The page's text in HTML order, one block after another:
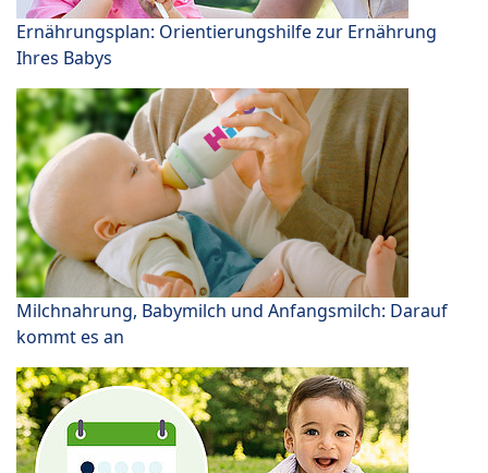
Ernährungsplan: Orientierungshilfe zur Ernährung
Ihres Babys
Milchnahrung, Babymilch und Anfangsmilch: Darauf
kommt es an